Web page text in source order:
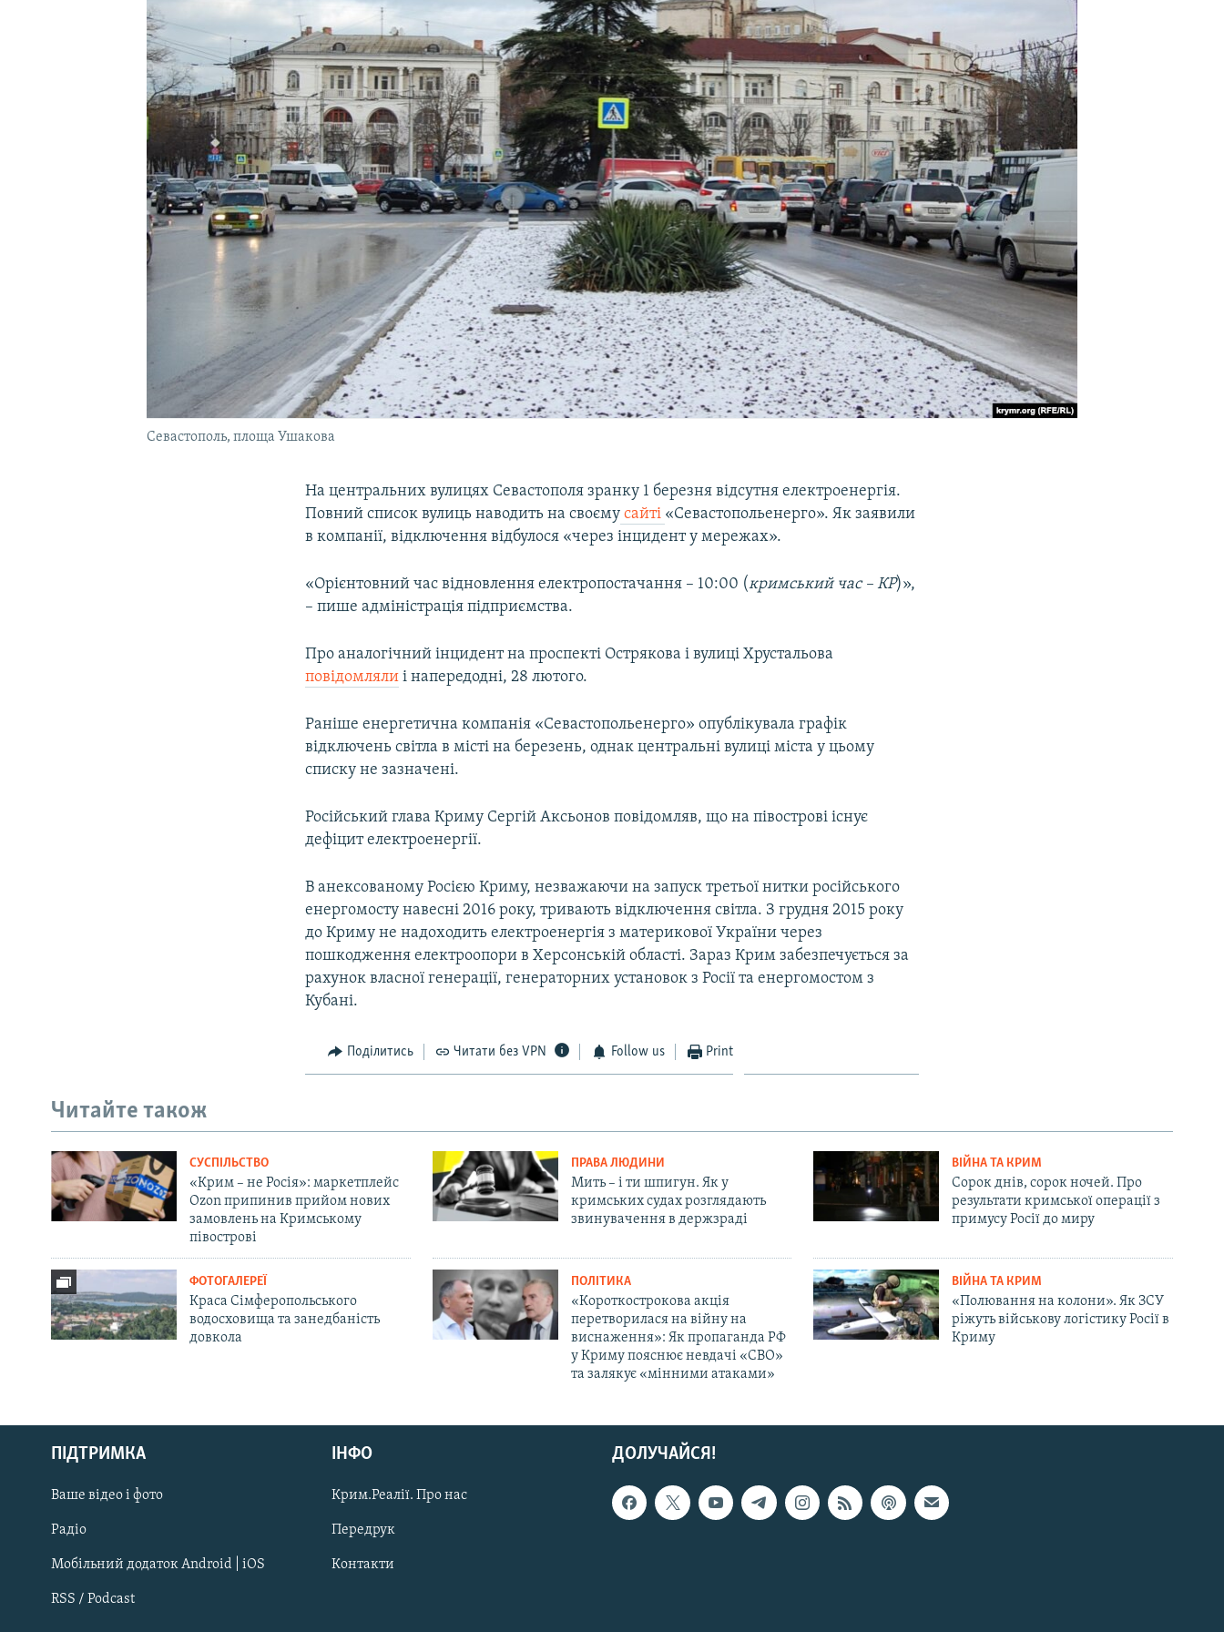
УКРАЇНСЬКА ПРОБЛЕМА КРИМУ
Русский
Qırımtatar
ДОЛУЧАЙСЯ!
Севастополь, площа Ушакова
На центральних вулицях Севастополя зранку 1 березня відсутня електроенергія.
Повний список вулиць наводить на своєму сайті «Севастопольенерго». Як заявили
в компанії, відключення відбулося «через інцидент у мережах».
«Орієнтовний час відновлення електропостачання – 10:00 (кримський час – КР)»,
– пише адміністрація підприємства.
Про аналогічний інцидент на проспекті Острякова і вулиці Хрустальова
повідомляли і напередодні, 28 лютого.
Раніше енергетична компанія «Севастопольенерго» опублікувала графік
відключень світла в місті на березень, однак центральні вулиці міста у цьому
списку не зазначені.
Російський глава Криму Сергій Аксьонов повідомляв, що на півострові існує
дефіцит електроенергії.
В анексованому Росією Криму, незважаючи на запуск третьої нитки російського
енергомосту навесні 2016 року, тривають відключення світла. З грудня 2015 року
до Криму не надоходить електроенергія з материкової України через
пошкодження електроопори в Херсонській області. Зараз Крим забезпечується за
рахунок власної генерації, генераторних установок з Росії та енергомостом з
Кубані.
Поділитись Читати без VPN Follow us Print
Читайте також
СУСПІЛЬСТВО
«Крим – не Росія»: маркетплейс
Ozon припинив прийом нових
замовлень на Кримському
півострові
ПРАВА ЛЮДИНИ
Мить – і ти шпигун. Як у
кримських судах розглядають
звинувачення в держзраді
ВІЙНА ТА КРИМ
Сорок днів, сорок ночей. Про
результати кримської операції з
примусу Росії до миру
ФОТОГАЛЕРЕЇ
Краса Сімферопольського
водосховища та занедбаність
довкола
ПОЛІТИКА
«Короткострокова акція
перетворилася на війну на
виснаження»: Як пропаганда РФ
у Криму пояснює невдачі «СВО»
та залякує «мінними атаками»
ВІЙНА ТА КРИМ
«Полювання на колони». Як ЗСУ
ріжуть військову логістику Росії в
Криму
ДОЛУЧАЙСЯ!
ПІДТРИМКА
Ваше відео і фото
Радіо
Мобільний додаток Android | iOS
RSS / Podcast
ІНФО
Крим.Реалії. Про нас
Передрук
Контакти